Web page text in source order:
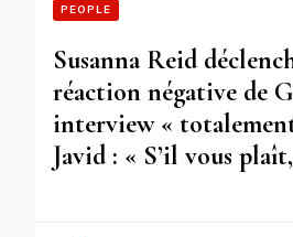
PEOPLE
Susanna Reid
réaction négative de
interview «
Javid : « S’il vous